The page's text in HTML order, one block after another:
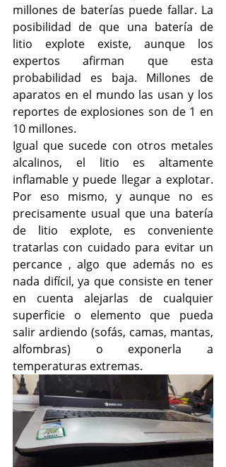
millones de baterías puede fallar. La
posibilidad de que una batería de
litio explote existe, aunque los
expertos afirman que esta
probabilidad es baja. Millones de
aparatos en el mundo las usan y los
reportes de explosiones son de 1 en
10 millones.
Igual que sucede con otros metales
alcalinos, el litio es altamente
inflamable y puede llegar a explotar.
Por eso mismo, y aunque no es
precisamente usual que una batería
de litio explote, es conveniente
tratarlas con cuidado para evitar un
percance , algo que además no es
nada difícil, ya que consiste en tener
en cuenta alejarlas de cualquier
superficie o elemento que pueda
salir ardiendo (sofás, camas, mantas,
alfombras) o exponerla a
temperaturas extremas.